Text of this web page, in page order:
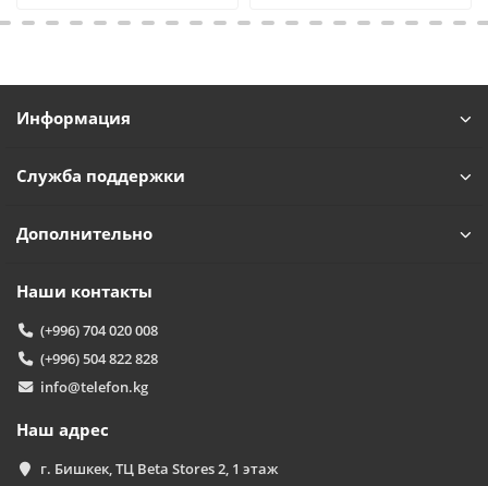
Информация
Служба поддержки
Дополнительно
Наши контакты
(+996) 704 020 008
(+996) 504 822 828
info@telefon.kg
Наш адрес
г. Бишкек, ТЦ Beta Stores 2, 1 этаж